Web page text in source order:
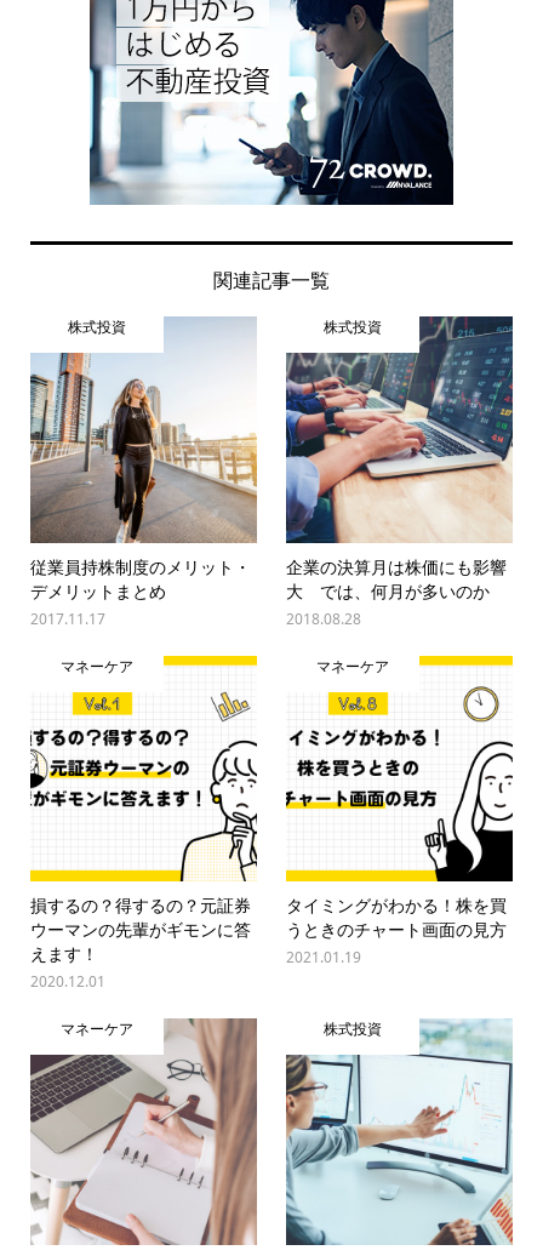
関連記事一覧
株式投資
従業員持株制度のメリット・
デメリットまとめ
2017.11.17
株式投資
企業の決算月は株価にも影響
大 では、何月が多いのか
2018.08.28
マネーケア
損するの？得するの？元証券
ウーマンの先輩がギモンに答
えます！
2020.12.01
マネーケア
タイミングがわかる！株を買
うときのチャート画面の見方
2021.01.19
マネーケア 株式投資